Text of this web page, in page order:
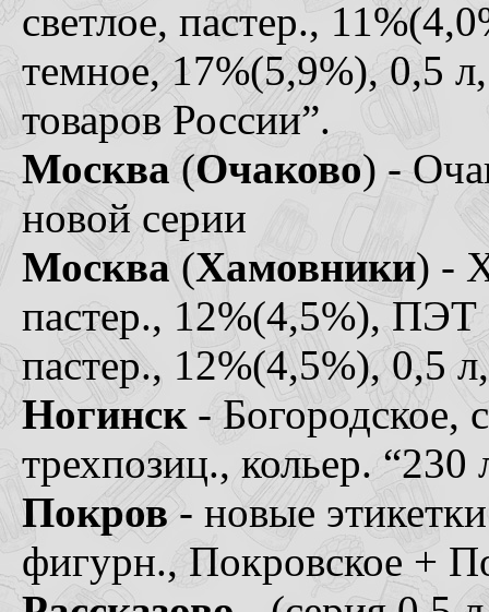
светлое, пастер.,
темное, 17%(5,9%), 0,5
товаров России”.
Москва (Очаково) -
новой серии
Москва (Хамовники) -
пастер., 12%(4,5%),
пастер., 12%(4,5%), 0,5
Ногинск - Богородское,
трехпозиц., кольер. “230
Покров- новые
фигурн., Покровское +